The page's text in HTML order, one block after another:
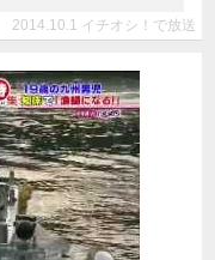
2014.10.1 イチオシ！で放送